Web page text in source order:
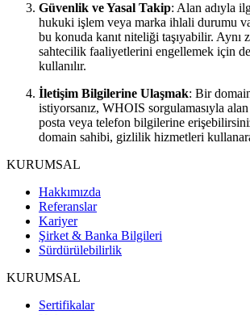
Güvenlik ve Yasal Takip: Alan adıyla
hukuki işlem veya marka ihlali durumu
bu konuda kanıt niteliği taşıyabilir. Aynı
sahtecilik faaliyetlerini engellemek için
kullanılır.
İletişim Bilgilerine Ulaşmak: Bir
istiyorsanız, WHOIS sorgulamasıyla
posta veya telefon bilgilerine
domain sahibi, gizlilik hizmetleri
KURUMSAL
Hakkımızda
Referanslar
Kariyer
Şirket & Banka Bilgileri
Sürdürülebilirlik
KURUMSAL
Sertifikalar